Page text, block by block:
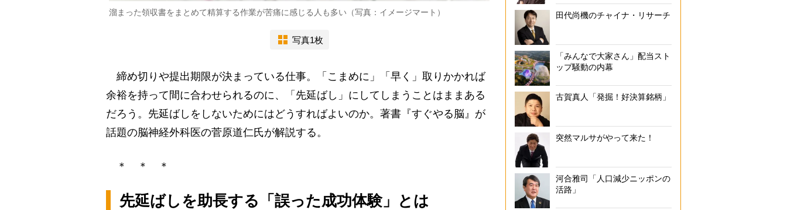
溜まった領収書をまとめて精算する作業が苦痛に感じる人も多い（写真：イメージマート）
写真1枚
締め切りや提出期限が決まっている仕事。「こまめに」「早く」取りかかれば
余裕を持って間に合わせられるのに、「先延ばし」にしてしまうことはままある
だろう。先延ばしをしないためにはどうすればよいのか。著書『すぐやる脳』が
話題の脳神経外科医の菅原道仁氏が解説する。
＊ ＊ ＊
先延ばしを助長する「誤った成功体験」とは
田代尚機のチャイナ・リサーチ
「みんなで大家さん」配当スト
ップ騒動の内幕
古賀真人「発掘！好決算銘柄」
突然マルサがやって来た！
河合雅司「人口減少ニッポンの
活路」